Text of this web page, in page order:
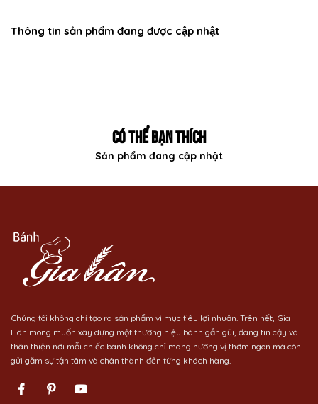
Thông tin sản phẩm đang được cập nhật
CÓ THỂ BẠN THÍCH
Sản phẩm đang cập nhật
Chúng tôi không chỉ tạo ra sản phẩm vì mục tiêu lợi nhuận. Trên hết, Gia
Hân mong muốn xây dựng một thương hiệu bánh gần gũi, đáng tin cậy và
thân thiện nơi mỗi chiếc bánh không chỉ mang hương vị thơm ngon mà còn
gửi gắm sự tận tâm và chân thành đến từng khách hàng.